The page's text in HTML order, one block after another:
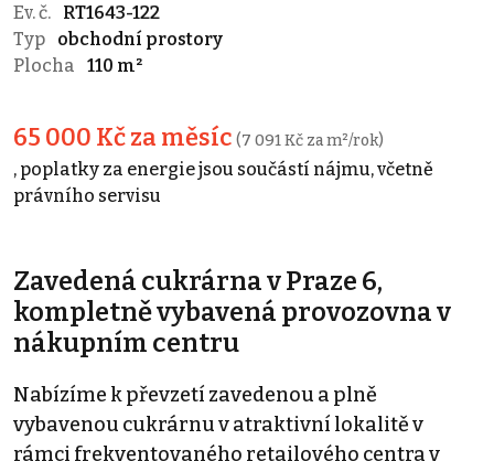
Ev. č.
RT1643-122
Typ
obchodní prostory
Plocha
110 m²
65 000 Kč za měsíc (7 091 Kč za m²/rok)
, poplatky za energie jsou součástí nájmu, včetně
právního servisu
Zavedená cukrárna v Praze 6,
kompletně vybavená provozovna v
nákupním centru
Nabízíme k převzetí zavedenou a plně
vybavenou cukrárnu v atraktivní lokalitě v
rámci frekventovaného retailového centra v